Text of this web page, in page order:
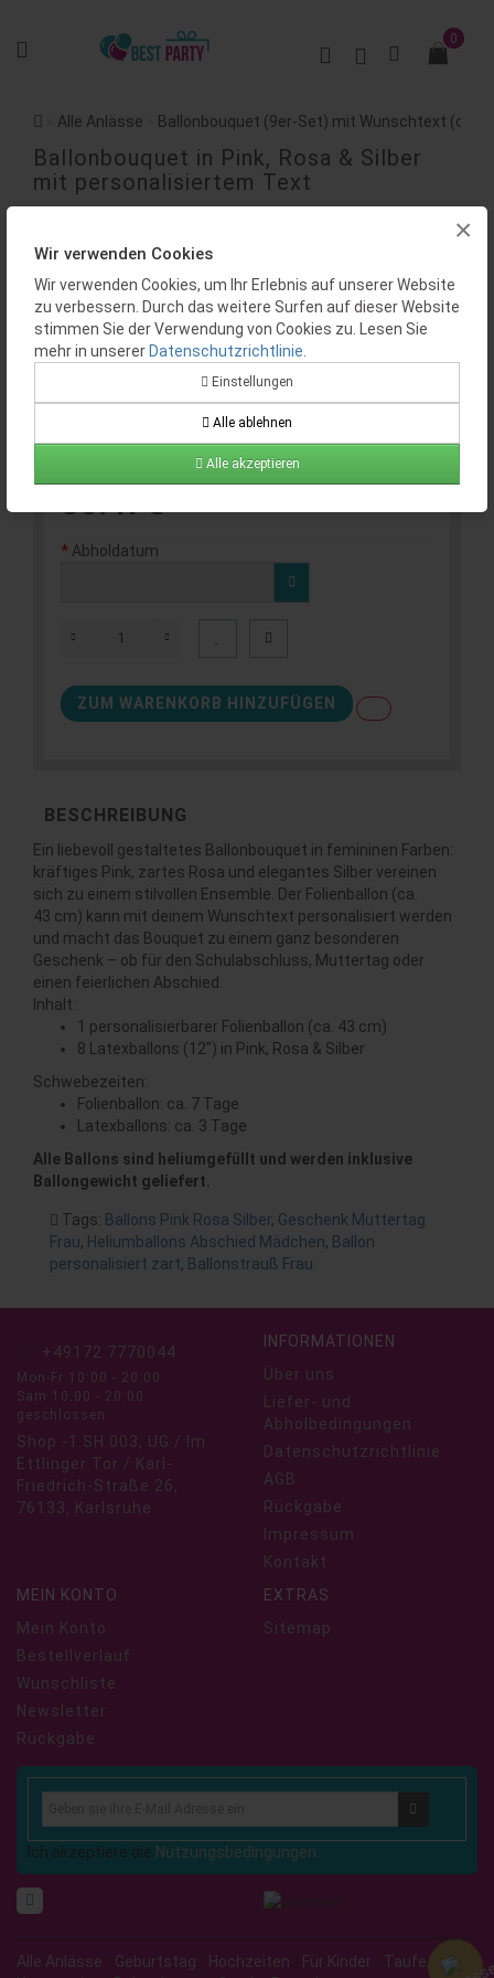
×
Wir verwenden Cookies
Wir verwenden Cookies, um Ihr Erlebnis auf unserer Website
zu verbessern. Durch das weitere Surfen auf dieser Website
stimmen Sie der Verwendung von Cookies zu. Lesen Sie
mehr in unserer Datenschutzrichtlinie
Einstellungen
Alle ablehnen
Alle akzeptieren
0
Alle Anlässe Ballonbouquet (9er-Set) mit Wunschtext (ca.
Ballonbouquet in Pink, Rosa & Silber
mit personalisiertem Text
Auf Lager
Produktcode: BP0078
36.47€
Abholdatum
ZUM WARENKORB HINZUFÜGEN
BESCHREIBUNG
Ein liebevoll gestaltetes Ballonbouquet in femininen Farben:
kräftiges Pink, zartes Rosa und elegantes Silber vereinen
sich zu einem stilvollen Ensemble. Der Folienballon (ca.
43 cm) kann mit deinem Wunschtext personalisiert werden
und macht das Bouquet zu einem ganz besonderen
Geschenk – ob für den Schulabschluss, Muttertag oder
einen feierlichen Abschied.
Inhalt:
1 personalisierbarer Folienballon (ca. 43 cm)
8 Latexballons (12") in Pink, Rosa & Silber
Schwebezeiten:
Folienballon: ca. 7 Tage
Latexballons: ca. 3 Tage
Alle Ballons sind heliumgefüllt und werden inklusive
Ballongewicht geliefert.
Tags: Ballons Pink Rosa Silber, Geschenk Muttertag
Frau, Heliumballons Abschied Mädchen, Ballon
personalisiert zart, Ballonstrauß Frau
+49172 7770044
Mon-Fr 10:00 - 20:00
Sam 10:00 - 20:00
geschlossen
Shop -1.SH.003, UG / Im
Ettlinger Tor / Karl-
Friedrich-Straße 26,
76133, Karlsruhe
INFORMATIONEN
Über uns
Liefer- und
Abholbedingungen
Datenschutzrichtlinie
AGB
Rückgabe
Impressum
Kontakt
MEIN KONTO
Mein Konto
Bestellverlauf
Wunschliste
Newsletter
Rückgabe
EXTRAS
Sitemap
Ich akzeptiere die Nutzungsbedingungen.
Alle Anlässe Geburtstag Hochzeiten Für Kinder
Taufe/